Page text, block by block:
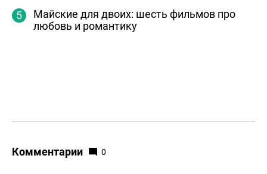
Майские для двоих: шесть фильмов про
любовь и романтику
Комментарии 0